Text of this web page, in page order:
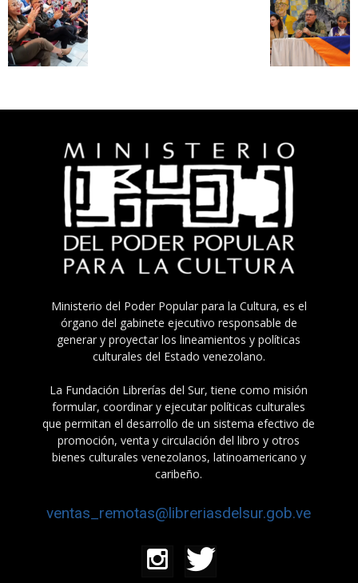
Ministerio del Poder Popular para la Cultura, es el
órgano del gabinete ejecutivo responsable de
generar y proyectar los lineamientos y políticas
culturales del Estado venezolano.
La Fundación Librerías del Sur, tiene como misión
formular, coordinar y ejecutar políticas culturales
que permitan el desarrollo de un sistema efectivo de
promoción, venta y circulación del libro y otros
bienes culturales venezolanos, latinoamericano y
caribeño.
ventas_remotas@libreriasdelsur.gob.ve